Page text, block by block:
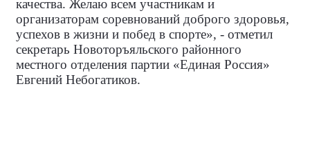
качества. Желаю всем участникам и
организаторам соревнований доброго здоровья,
успехов в жизни и побед в спорте», - отметил
секретарь Новоторъяльского районного
местного отделения партии «Единая Россия»
Евгений Небогатиков.